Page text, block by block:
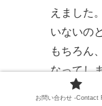
えました
いないの
もちろん
なってし
として「
お問い合わせ -Contact